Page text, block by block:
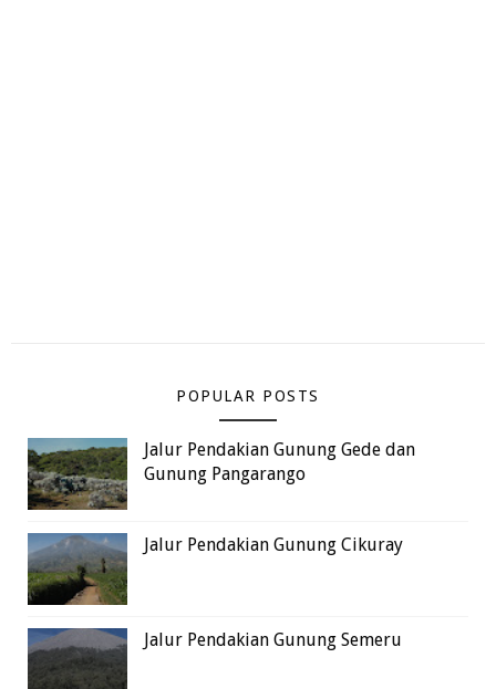
POPULAR POSTS
Jalur Pendakian Gunung Gede dan
Gunung Pangarango
Jalur Pendakian Gunung Cikuray
Jalur Pendakian Gunung Semeru